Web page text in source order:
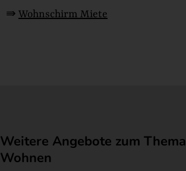
⇛ Wohnschirm Miete
Weitere Angebote zum Thema
Wohnen